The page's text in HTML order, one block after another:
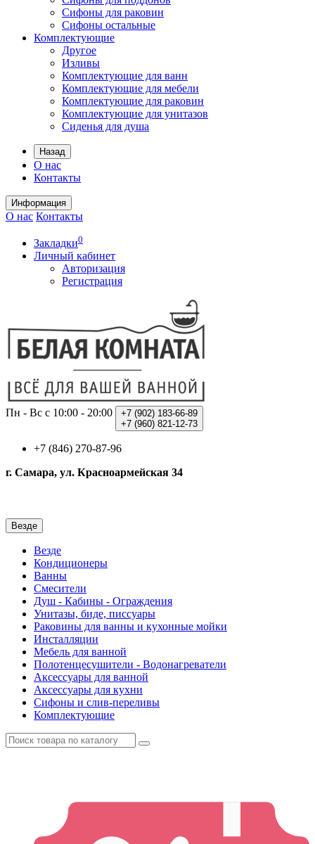
Сифоны для раковин
Сифоны остальные
Комплектующие
Другое
Изливы
Комплектующие для ванн
Комплектующие для мебели
Комплектующие для раковин
Комплектующие для унитазов
Сиденья для душа
Назад
О нас
Контакты
Информация
О нас Контакты
Закладки0
Личный кабинет
Авторизация
Регистрация
Пн - Вс с 10:00 - 20:00 +7 (902) 183-66-89
+7 (960) 821-12-73
+7 (846) 270-87-96
г. Самара, ул. Красноармейская 34
Везде
Везде
Кондиционеры
Ванны
Смесители
Душ - Кабины - Ограждения
Унитазы, биде, писсуары
Раковины для ванны и кухонные мойки
Инсталляции
Мебель для ванной
Полотенцесушители - Водонагреватели
Аксессуары для ванной
Аксессуары для кухни
Сифоны и слив-переливы
Комплектующие